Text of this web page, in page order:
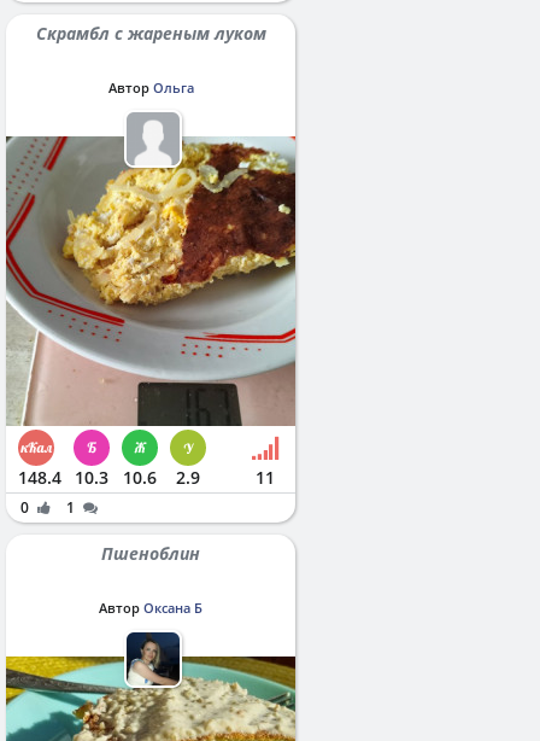
Скрамбл с жареным луком
Автор Ольга
148.4 10.3 10.6 2.9 11
0 1
Пшеноблин
Автор Оксана Б